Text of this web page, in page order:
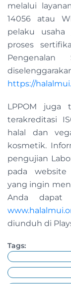
melalui
14056 atau
pelaku
proses
https://
LPPOM juga
terakreditasi
halal dan
kosmetik.
pengujian
pada website
yang ingin
Anda dapat
diunduh di
Tags: